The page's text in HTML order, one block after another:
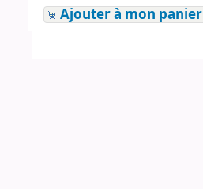
Ajouter à mon panier